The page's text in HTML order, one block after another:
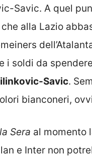
Savic. A quel
alla Lazio
i soldi da
Savic.
bianconeri,
Sera al momento
e Inter non